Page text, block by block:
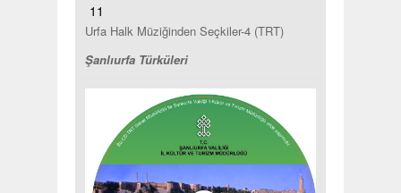
11
Urfa Halk Müziğinden Seçkiler-4 (TRT)
Şanlıurfa Türküleri